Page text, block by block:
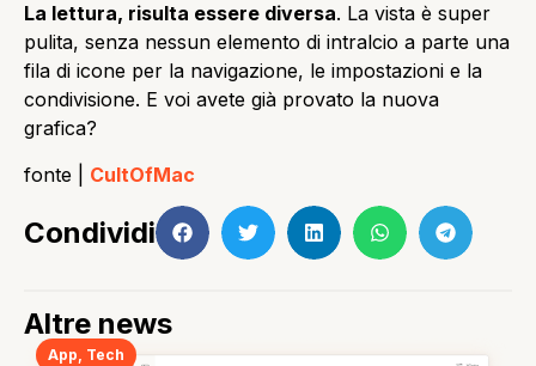
La lettura, risulta essere diversa. La vista è super
pulita, senza nessun elemento di intralcio a parte una
fila di icone per la navigazione, le impostazioni e la
condivisione. E voi avete già provato la nuova
grafica?
fonte | CultOfMac
Condividi
Altre news
App, Tech